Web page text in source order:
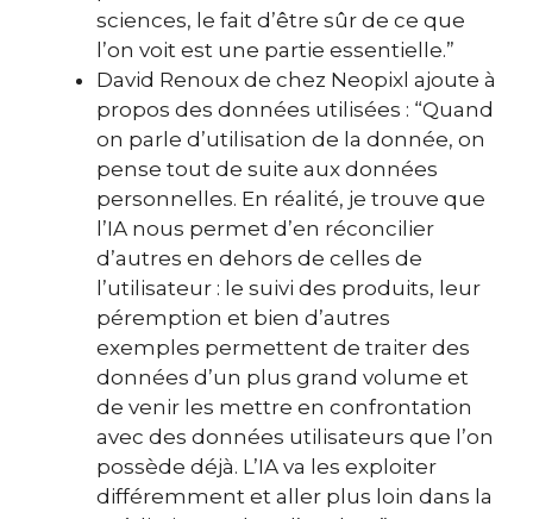
sciences, le fait d’être sûr de ce que
l’on voit est une partie essentielle.”
David Renoux de chez Neopixl ajoute à
propos des données utilisées : “Quand
on parle d’utilisation de la donnée, on
pense tout de suite aux données
personnelles. En réalité, je trouve que
l’IA nous permet d’en réconcilier
d’autres en dehors de celles de
l’utilisateur : l e suivi des produits, leur
péremption et bien d’autres
exemples permettent de traiter des
données d’un plus grand volume et
de venir les mettre en confrontation
avec des données utilisateurs que l’on
possède déjà. L’IA va les exploiter
différemment et aller plus loin dans la